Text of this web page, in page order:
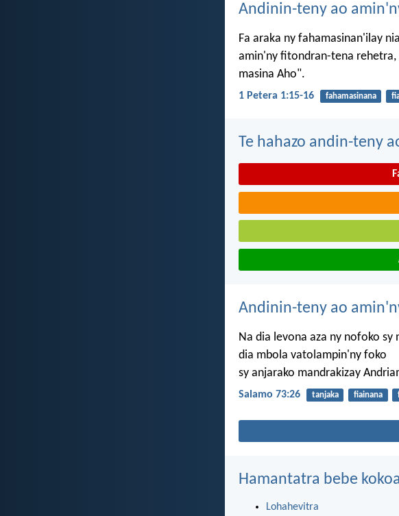
Andinin-teny ao
Fa araka ny fahamasinan'ilay
amin'ny fitondran-tena
masina Aho".
1 Petera 1:15-16 fahamasinana
Te hahazo andin-teny
Andinin-teny ao
Na dia levona aza ny nofoko sy
dia mbola vatolampin'ny foko
sy anjarako mandrakizay
Salamo 73:26 tanjaka fiainana
Hamantatra bebe kokoa
Lohahevitra